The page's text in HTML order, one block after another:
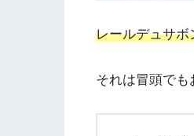
レールデュサボ
それは冒頭でも